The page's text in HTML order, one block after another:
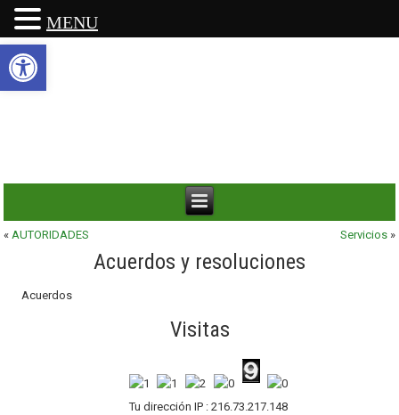
« AUTORIDADES Servicios»
Acuerdos y resoluciones
Acuerdos
Visitas
Tu dirección IP : 216.73.217.148
MENU
Abrir barra de herramientas